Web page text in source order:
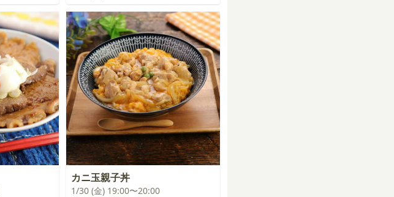
カニ玉親子丼
1/30 (金) 19:00〜20:00